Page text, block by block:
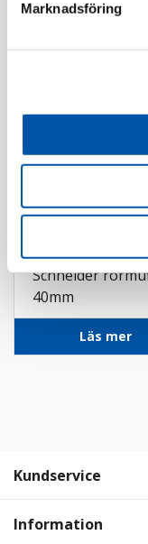
Marknadsföring
Schneider
Schneider
40mm
Läs mer
Kundservice
Information